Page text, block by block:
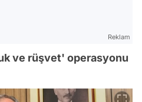
Reklam
ve rüşvet' operasyonu